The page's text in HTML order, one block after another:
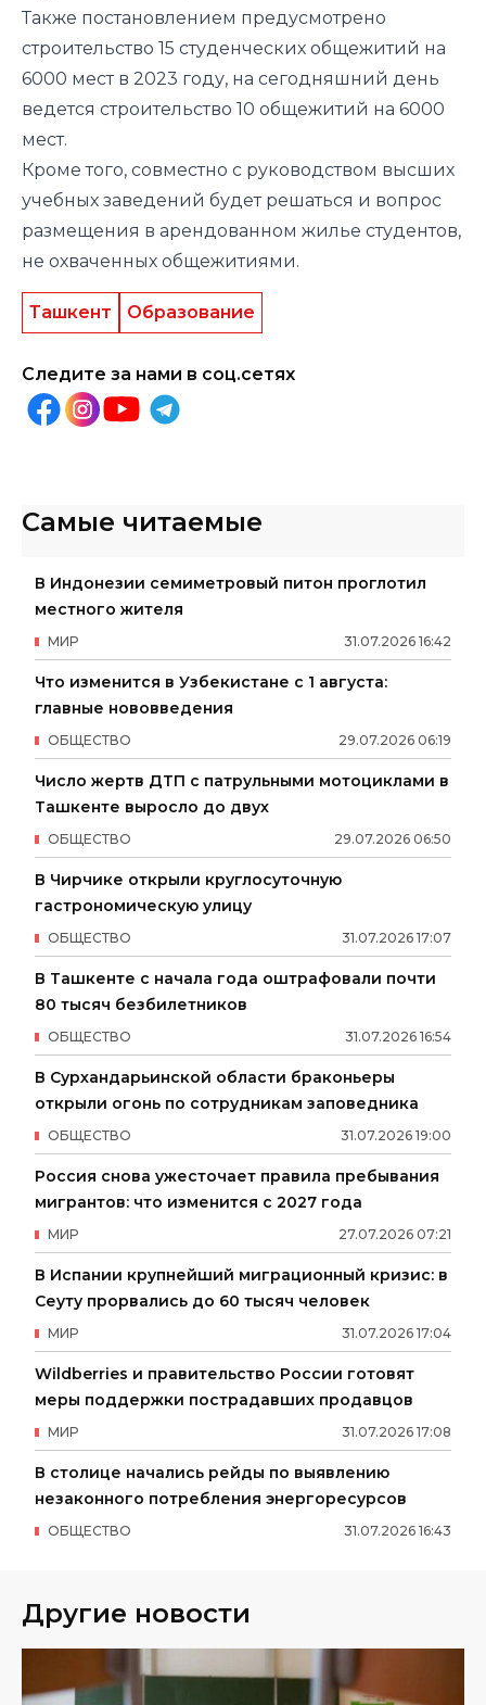
Также постановлением предусмотрено
строительство 15 студенческих общежитий на
6000 мест в 2023 году, на сегодняшний день
ведется строительство 10 общежитий на 6000
мест.
Кроме того, совместно с руководством высших
учебных заведений будет решаться и вопрос
размещения в арендованном жилье студентов,
не охваченных общежитиями.
Ташкент Образование
Следите за нами в соц.сетях
Самые читаемые
В Индонезии семиметровый питон проглотил
местного жителя
31.07.2026 16:42
МИР
Что изменится в Узбекистане с 1 августа:
главные нововведения
29.07.2026 06:19
ОБЩЕСТВО
Число жертв ДТП с патрульными мотоциклами в
Ташкенте выросло до двух
29.07.2026 06:50
ОБЩЕСТВО
В Чирчике открыли круглосуточную
гастрономическую улицу
31.07.2026 17:07
ОБЩЕСТВО
В Ташкенте с начала года оштрафовали почти
80 тысяч безбилетников
31.07.2026 16:54
ОБЩЕСТВО
В Сурхандарьинской области браконьеры
открыли огонь по сотрудникам заповедника
31.07.2026 19:00
ОБЩЕСТВО
Россия снова ужесточает правила пребывания
мигрантов: что изменится с 2027 года
27.07.2026 07:21
МИР
В Испании крупнейший миграционный кризис: в
Сеуту прорвались до 60 тысяч человек
31.07.2026 17:04
МИР
Wildberries и правительство России готовят
меры поддержки пострадавших продавцов
31.07.2026 17:08
МИР
В столице начались рейды по выявлению
незаконного потребления энергоресурсов
31.07.2026 16:43
ОБЩЕСТВО
Другие новости